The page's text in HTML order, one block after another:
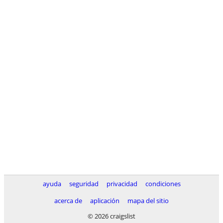
ayuda seguridad privacidad
condiciones
acerca de
aplicación
mapa del sitio
© 2026 craigslist